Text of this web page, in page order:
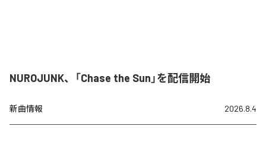
NUROJUNK、「Chase the Sun」を配信開始
新曲情報 2026.8.4